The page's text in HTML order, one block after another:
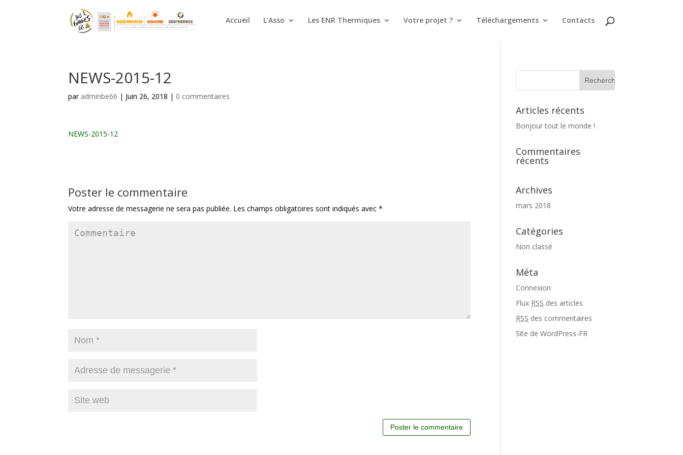
Accueil L’Asso Les ENR Thermiques Votre projet ? Téléchargements Contacts
NEWS-2015-12
par adminbe66 | Juin 26, 2018 | 0 commentaires
NEWS-2015-12
Poster le commentaire
Votre adresse de messagerie ne sera pas publiée. Les champs obligatoires sont indiqués avec*
Articles récents
Bonjour tout le monde !
Commentaires
récents
Archives
mars 2018
Catégories
Non classé
Méta
Connexion
Flux RSS des articles
RSS des commentaires
Site de WordPress-FR